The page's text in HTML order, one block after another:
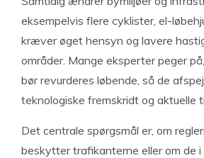
eksempelvis flere cyklister, el-
kræver øget hensyn og lavere
områder. Mange eksperter peger
bør revurderes løbende, så de
teknologiske fremskridt og aktuelle
Det centrale spørgsmål er, om
beskytter trafikanterne eller om de